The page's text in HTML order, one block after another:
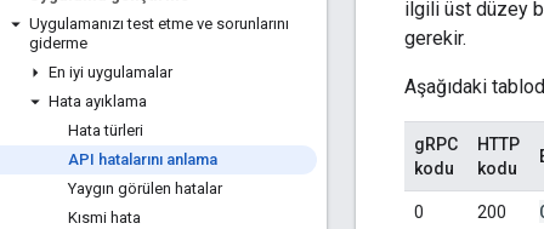
Uygulamanızı test etme ve sorunlarını
giderme
En iyi uygulamalar
Hata ayıklama
Hata türleri
API hatalarını anlama
Yaygın görülen hatalar
Kısmi hata
ilgili üst düzey
gerekir.
Aşağıdaki
gRPC
kodu
HTTP
kodu
0 200